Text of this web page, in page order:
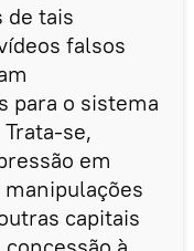
de tais
falsos
para o sistema
se,
em
capitais